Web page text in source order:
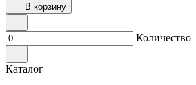
В корзину
Количество
Каталог